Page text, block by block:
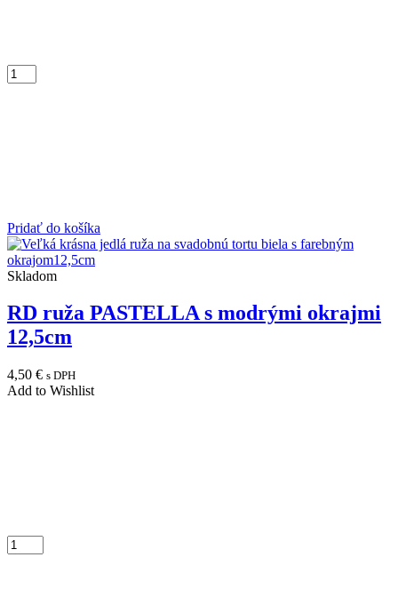
Pridať do košíka
Skladom
RD ruža PASTELLA s modrými okrajmi
12,5cm
4,50 € s DPH
Add to Wishlist